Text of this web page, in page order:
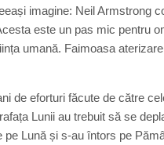
imagine: Neil Armstrong
este un pas mic pentru
umană. Faimoasa
de eforturi făcute de către
Lunii au trebuit să se
Lună și s-au întors pe